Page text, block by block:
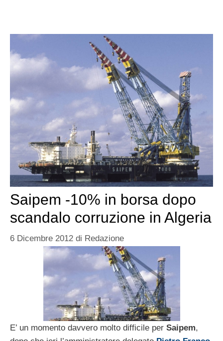
Saipem -10% in borsa dopo
scandalo corruzione in Algeria
6 Dicembre 2012 di Redazione
E’ un momento davvero molto difficile per Saipem,